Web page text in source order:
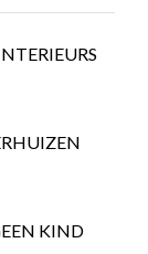
KIND